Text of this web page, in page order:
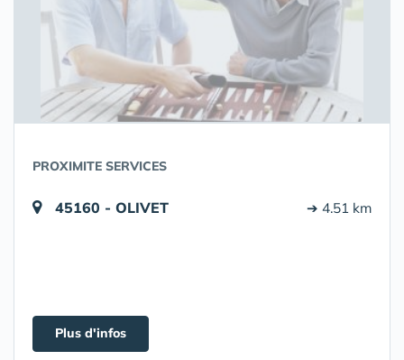
PROXIMITE SERVICES
45160 - OLIVET ➔ 4.51 km
Plus d'infos